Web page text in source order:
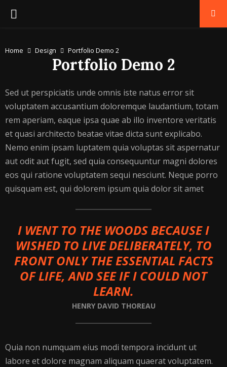
PRIMARY
Home Design Portfolio Demo 2
Portfolio Demo 2
Sed ut perspiciatis unde omnis iste natus error sit
voluptatem accusantium doloremque laudantium, totam
rem aperiam, eaque ipsa quae ab illo inventore veritatis
et quasi architecto beatae vitae dicta sunt explicabo.
Nemo enim ipsam luptatem quia voluptas sit aspernatur
aut odit aut fugit, sed quia consequuntur magni dolores
eos qui ratione voluptatem sequi nesciunt. Neque porro
quisquam est, qui dolorem ipsum quia dolor sit amet
I WENT TO THE WOODS BECAUSE I
WISHED TO LIVE DELIBERATELY, TO
FRONT ONLY THE ESSENTIAL FACTS
OF LIFE, AND SEE IF I COULD NOT
LEARN.
HENRY DAVID THOREAU
Quia non numquam eius modi tempora incidunt ut
labore et dolore magnam aliquam quaerat voluptatem.